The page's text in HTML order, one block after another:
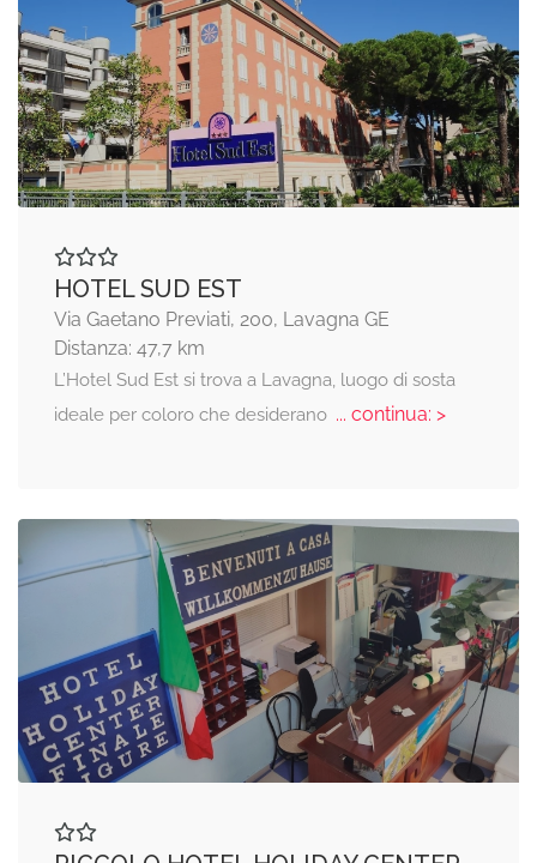
HOTEL SUD EST
Via Gaetano Previati, 200, Lavagna GE
Distanza: 47,7 km
L’Hotel Sud Est si trova a Lavagna, luogo di sosta
ideale per coloro che desiderano... continua: >